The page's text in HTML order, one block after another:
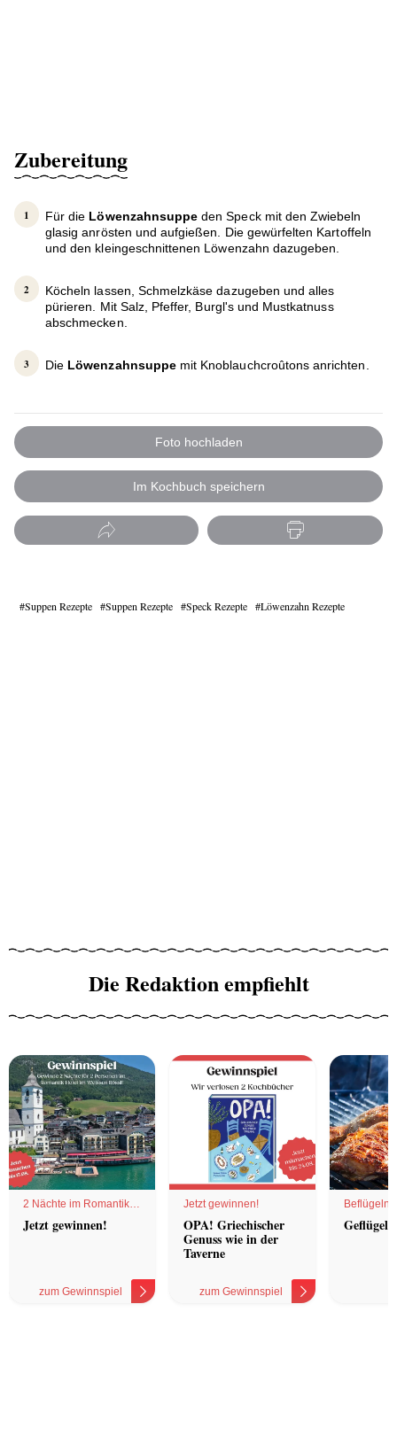
Zubereitung
Für die Löwenzahnsuppeden Speck mit den Zwiebeln
glasig anrösten und aufgießen. Die gewürfelten Kartoffeln
und den kleingeschnittenen Löwenzahn dazugeben.
Köcheln lassen, Schmelzkäse dazugeben und alles
pürieren. Mit Salz, Pfeffer, Burgl's und Mustkatnuss
abschmecken.
Die Löwenzahnsuppe mit Knoblauchcroûtons anrichten.
Foto hochladen
Im Kochbuch speichern
Suppen Rezepte Suppen Rezepte Speck Rezepte Löwenzahn Rezepte
Die Redaktion empfiehlt
2 Nächte im Romantik
Hotel
Jetzt gewinnen!
zum Gewinnspiel
Jetzt gewinnen!
OPA! Griechischer
Genuss wie in der
Taverne
zum Gewinnspiel
Geflügel